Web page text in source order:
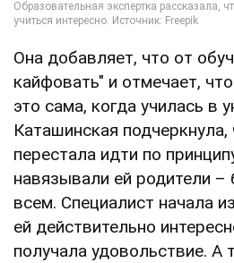
Она добавляет, что от
кайфовать" и отмечает,
это сама, когда училась в
Каташинская
перестала идти по
навязывали ей родители
всем. Специалист начала
ей действительно
получала удовольствие. А